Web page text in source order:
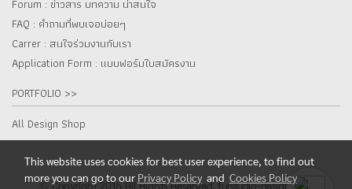
Forum : ข่าวสาร บทความ น่าสนใจ
FAQ : คำถามที่พบเจอบ่อยๆ
Carrer : สนใจร่วมงานกับเรา
Application Form : แบบฟอร์มใบสมัครงาน
PORTFOLIO >>
All Design Shop
This website uses cookies for best user experience, to find out
more you can go to our Privacy Policy and Cookies Policy